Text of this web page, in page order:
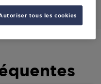
tous les cookies